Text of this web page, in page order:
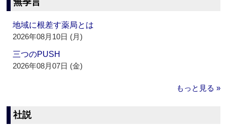
無季言
地域に根差す薬局とは
2026年08月10日 (月)
三つのPUSH
2026年08月07日 (金)
もっと見る »
社説